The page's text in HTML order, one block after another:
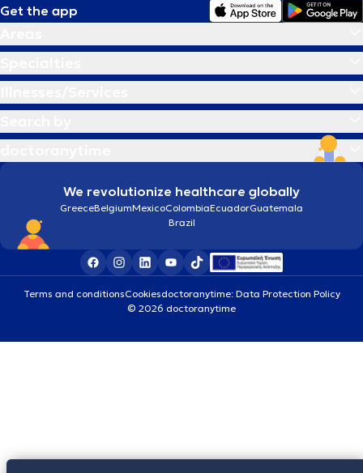
Get the app
We revolutionize healthcare globally
GreeceBelgiumMexicoColombiaEcuadorGuatemala
Brazil
Terms and conditionsCookiesdoctoranytime: Data Protection Policy
© 2026 doctoranytime